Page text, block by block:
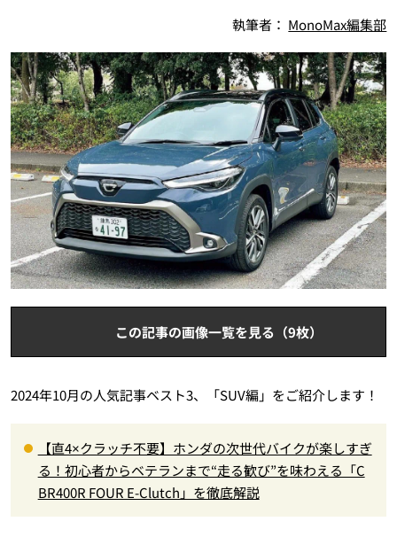
執筆者： MonoMax編集部
この記事の画像一覧を見る（9枚）
2024年10月の人気記事ベスト3、「SUV編」をご紹介します！
【直4×クラッチ不要】ホンダの次世代バイクが楽しすぎ
る！初心者からベテランまで“走る歓び”を味わえる「C
BR400R FOUR E-Clutch」を徹底解説